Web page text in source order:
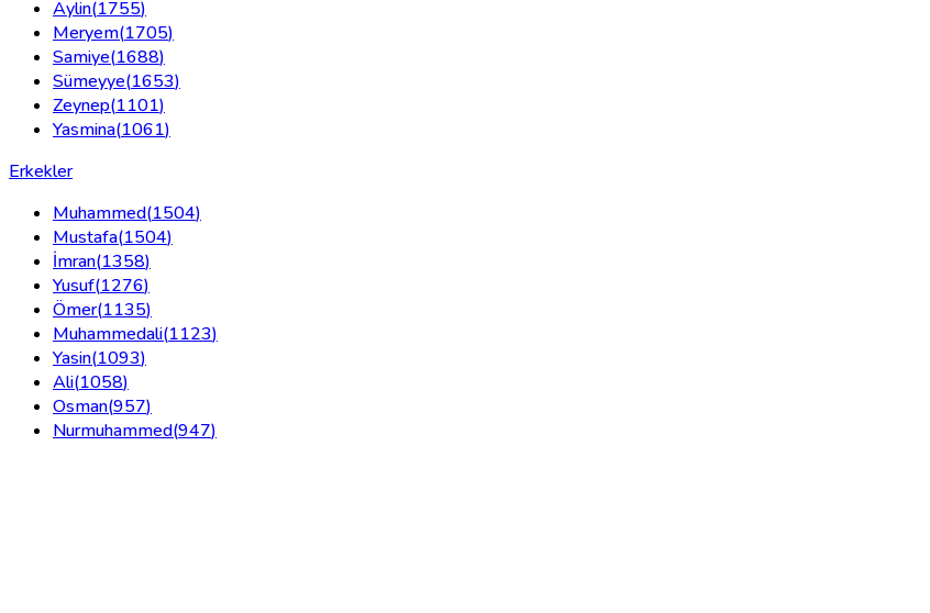
Aylin(1755)
Meryem(1705)
Samiye(1688)
Sümeyye(1653)
Zeynep(1101)
Yasmina(1061)
Erkekler
Muhammed(1504)
Mustafa(1504)
İmran(1358)
Yusuf(1276)
Ömer(1135)
Muhammedali(1123)
Yasin(1093)
Ali(1058)
Osman(957)
Nurmuhammed(947)